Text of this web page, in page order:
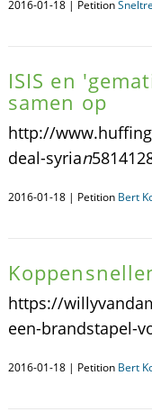
2016-01-18 | Petition
ISIS en
samen op
http://
deal-syrian
2016-01-18 | Petition Bert
https://
een-brandstapel-
2016-01-18 | Petition Bert